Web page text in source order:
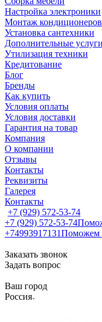
Настройка электроники
Монтаж кондиционеров
Установка сантехники
Дополнительные услуги
Утилизация техники
Кредитование
Блог
Бренды
Как купить
Условия оплаты
Условия доставки
Гарантия на товар
Компания
О компании
Отзывы
Контакты
Реквизиты
Галерея
Контакты
+7 (929) 572-53-74
+7 (929) 572-53-74
+74993917131Поможем
Заказать звонок
Задать вопрос
Ваш город
Россия